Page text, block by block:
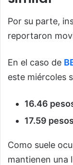
Por su parte,
reportaron
En el caso de
este miércoles
16.46
17.59
Como suele
mantienen una